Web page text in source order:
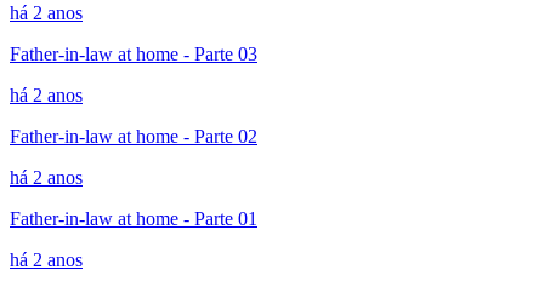
há 2 anos
Father-in-law at home - Parte 03
há 2 anos
Father-in-law at home - Parte 02
há 2 anos
Father-in-law at home - Parte 01
há 2 anos